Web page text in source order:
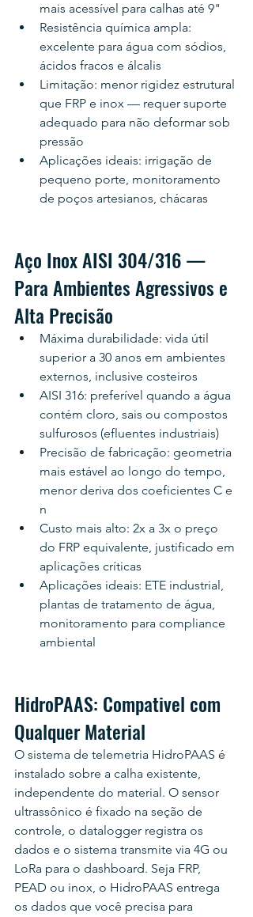
mais acessível para calhas até 9"
Resistência química ampla:
excelente para água com sódios,
ácidos fracos e álcalis
Limitação: menor rigidez estrutural
que FRP e inox — requer suporte
adequado para não deformar sob
pressão
Aplicações ideais: irrigação de
pequeno porte, monitoramento
de poços artesianos, chácaras
Aço Inox AISI 304/316 —
Para Ambientes Agressivos e
Alta Precisão
Máxima durabilidade: vida útil
superior a 30 anos em ambientes
externos, inclusive costeiros
AISI 316: preferível quando a água
contém cloro, sais ou compostos
sulfurosos (efluentes industriais)
Precisão de fabricação: geometria
mais estável ao longo do tempo,
menor deriva dos coeficientes C e
n
Custo mais alto: 2x a 3x o preço
do FRP equivalente, justificado em
aplicações críticas
Aplicações ideais: ETE industrial,
plantas de tratamento de água,
monitoramento para compliance
ambiental
HidroPAAS: Compativel com
Qualquer Material
O sistema de telemetria HidroPAAS é
instalado sobre a calha existente,
independente do material. O sensor
ultrassônico é fixado na seção de
controle, o datalogger registra os
dados e o sistema transmite via 4G ou
LoRa para o dashboard. Seja FRP,
PEAD ou inox, o HidroPAAS entrega
os dados que você precisa para